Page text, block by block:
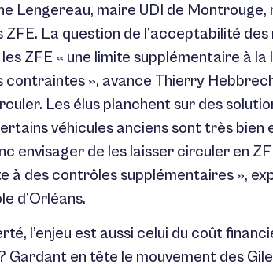
Lengereau, maire UDI de
La question de l’acceptabilité
ZFE « une limite supplémentaire à la
contraintes », avance Thierry
Les élus planchent sur des
véhicules anciens sont très
envisager de les laisser circuler en
à des contrôles supplémentaires »,
d’Orléans.
l’enjeu est aussi celui du coût
Gardant en tête le mouvement des